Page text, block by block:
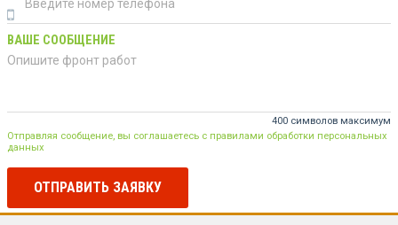
ВАШЕ СООБЩЕНИЕ
400 символов максимум
Отправляя сообщение, вы соглашаетесь с правилами обработки персональных
данных
ОТПРАВИТЬ ЗАЯВКУ